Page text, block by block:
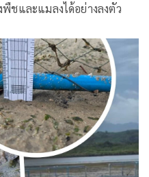
ชและแมลงได้อย่างลงตัว